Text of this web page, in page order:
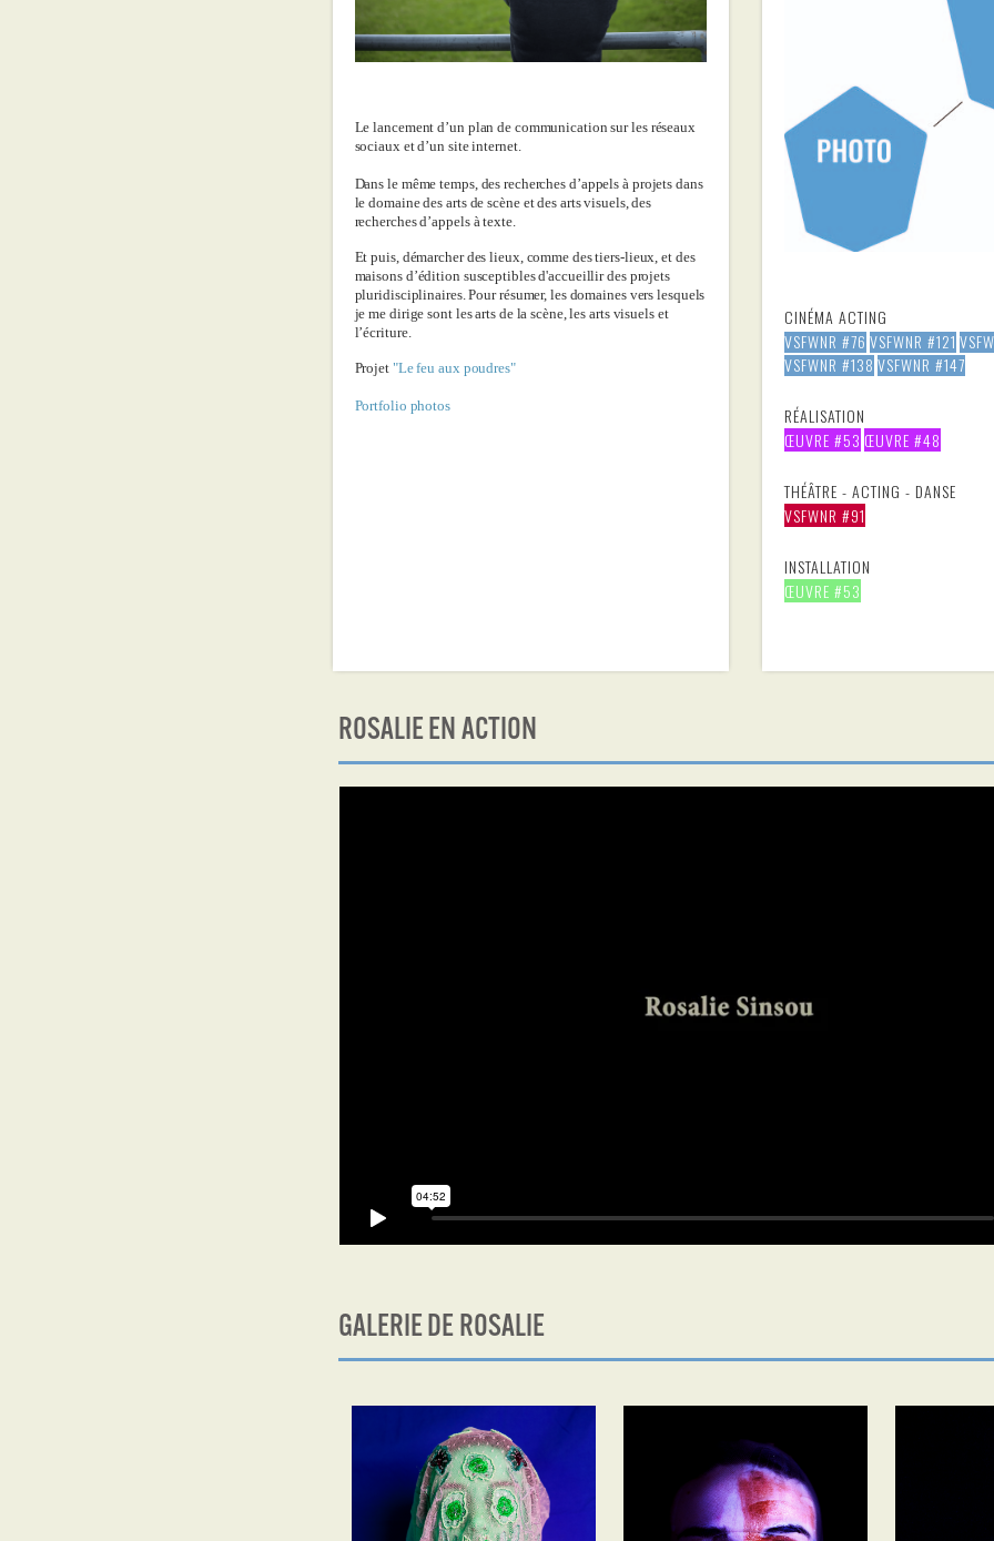
Le lancement d’un plan de communication sur les réseaux
sociaux et d’un site internet.
Dans le même temps, des recherches d’appels à projets dans
le domaine des arts de scène et des arts visuels, des
recherches d’appels à texte.
Et puis, démarcher des lieux, comme des tiers-lieux, et des
maisons d’édition susceptibles d'accueillir des projets
pluridisciplinaires. Pour résumer, les domaines vers lesquels
je me dirige sont les arts de la scène, les arts visuels et
l’écriture.
Projet "Le feu aux poudres"
Portfolio photos
CINÉMA ACTING
VSFWNR #76 VSFWNR #121
VSFWNR #138 VSFWNR #147
RÉALISATION
ŒUVRE #53​ ŒUVRE #48
THÉÂTRE - ACTING - DANSE
VSFWNR #91
INSTALLATION
ŒUVRE #53
ROSALIE EN ACTION
GALERIE DE ROSALIE